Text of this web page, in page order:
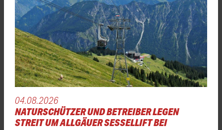
04.08.2026
NATURSCHÜTZER UND BETREIBER LEGEN
STREIT UM ALLGÄUER SESSELLIFT BEI